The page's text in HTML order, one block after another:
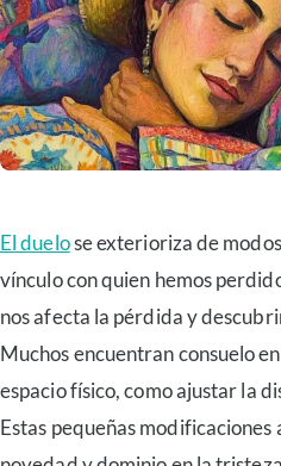
El duelose exterioriza de
vínculo con quien hemos
nos afecta la pérdida y
Muchos encuentran consuelo
espacio físico, como ajustar la
Estas pequeñas modificaciones